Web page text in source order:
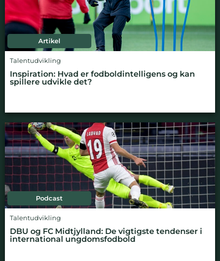
Artikel
Talentudvikling
Inspiration: Hvad er fodboldintelligens og kan
spillere udvikle det?
Podcast
Talentudvikling
DBU og FC Midtjylland: De vigtigste tendenser i
international ungdomsfodbold